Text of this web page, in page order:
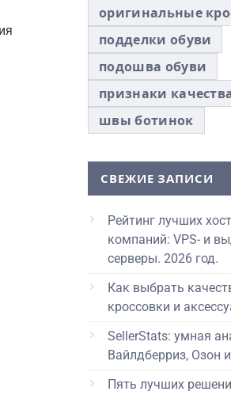
оригинальные
подделки обуви
подошва обуви
признаки
швы ботинок
СВЕЖИЕ ЗАПИСИ
Рейтинг лучших
компаний: VPS- и
серверы. 2026 год.
Как выбрать
кроссовки и
SellerStats: умная
Вайлдберриз, Озон
Пять лучших